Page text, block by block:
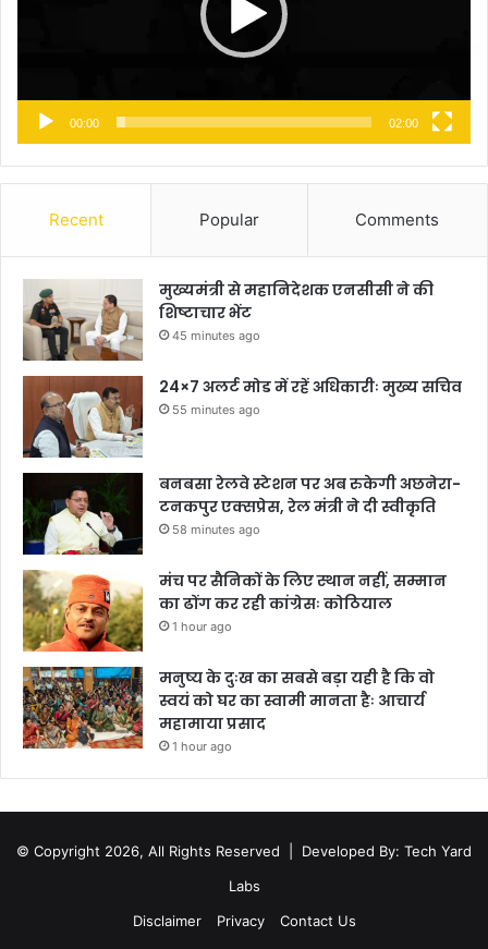
00:00 02:00
Recent Popular Comments
मुख्यमंत्री से महानिदेशक एनसीसी ने की
शिष्टाचार भेंट
45 minutes ago
24×7 अलर्ट मोड में रहें अधिकारीः मुख्य सचिव
55 minutes ago
बनबसा रेलवे स्टेशन पर अब रुकेगी अछनेरा-
टनकपुर एक्सप्रेस, रेल मंत्री ने दी स्वीकृति
58 minutes ago
मंच पर सैनिकों के लिए स्थान नहीं, सम्मान
का ढोंग कर रही कांग्रेसः कोठियाल
1 hour ago
मनुष्य के दुःख का सबसे बड़ा यही है कि वो
स्वयं को घर का स्वामी मानता हैः आचार्य
महामाया प्रसाद
1 hour ago
© Copyright 2026, All Rights Reserved | Developed By: Tech Yard
Labs
Disclaimer
Privacy Contact Us